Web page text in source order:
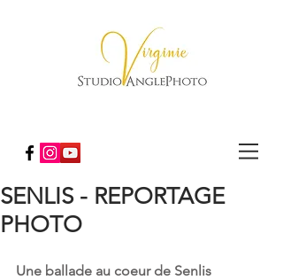
SENLIS - REPORTAGE
PHOTO
Une ballade au coeur de Senlis